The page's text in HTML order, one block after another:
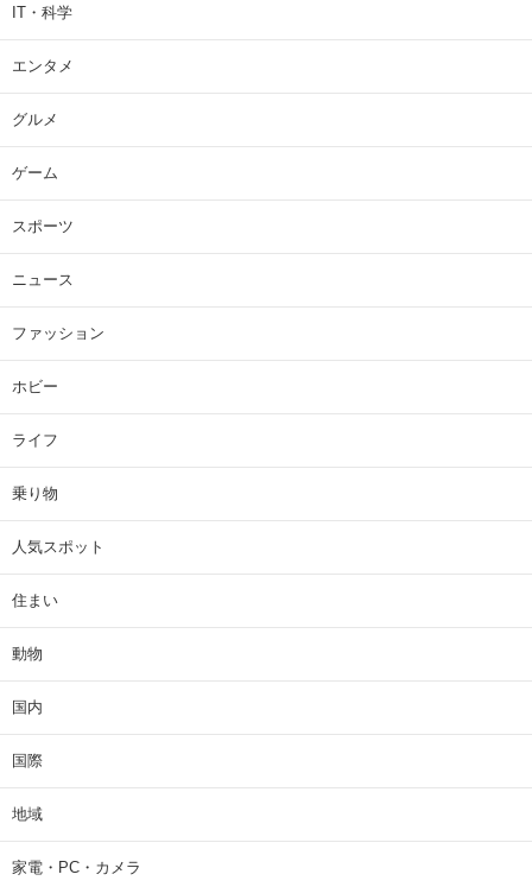
IT・科学
エンタメ
グルメ
ゲーム
スポーツ
ニュース
ファッション
ホビー
ライフ
乗り物
人気スポット
住まい
動物
国内
国際
地域
家電・PC・カメラ